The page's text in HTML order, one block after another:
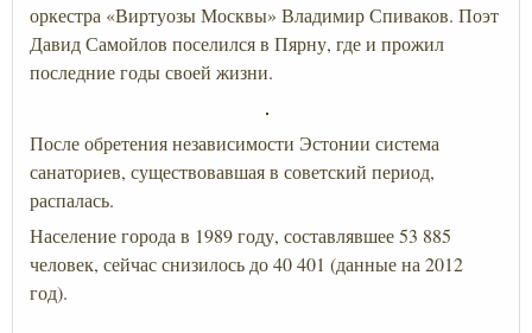
оркестра «Виртуозы Москвы» Владимир Спиваков. Поэт
Давид Самойлов поселился в Пярну, где и прожил
последние годы своей жизни.
После обретения независимости Эстонии система
санаториев, существовавшая в советский период,
распалась.
Население города в 1989 году, составлявшее 53 885
человек, сейчас снизилось до 40 401 (данные на 2012
год).